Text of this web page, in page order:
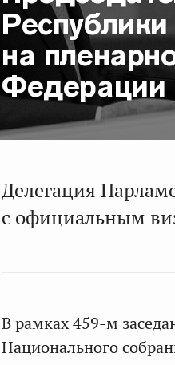
на
Федерации
Делегация
с официальным
В рамках 459-м
Национального